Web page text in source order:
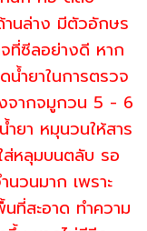
นล่าง มีตัวอักษร
ที่ซีลอย่างดี หาก
ำยาในการตรวจ
งจากจมูกวน 5 - 6
ยา หมุนวนให้สาร
หลุมบนตลับ รอ
นวนมาก เพราะ
ที่สะอาด ทำความ